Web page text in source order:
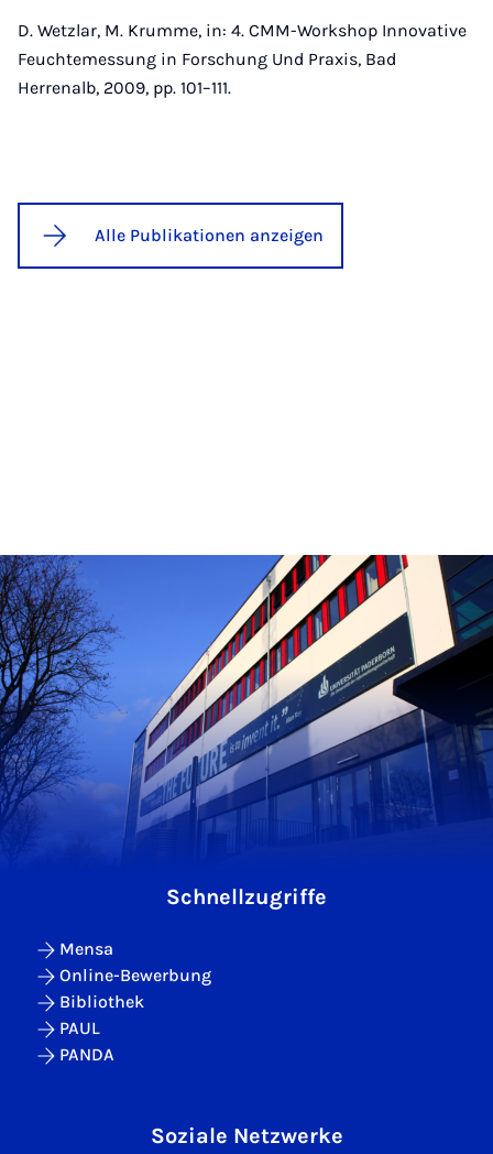
D. Wetzlar, M. Krumme, in: 4. CMM-Workshop Innovative
Feuchtemessung in Forschung Und Praxis, Bad
Herrenalb, 2009, pp. 101–111.
Alle Publikationen anzeigen
Schnellzugriffe
Mensa
Online-Bewerbung
Bibliothek
PAUL
PANDA
Soziale Netzwerke